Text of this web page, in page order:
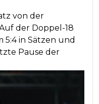
von der
der Doppel-18
5:4 in Sätzen und
Pause der